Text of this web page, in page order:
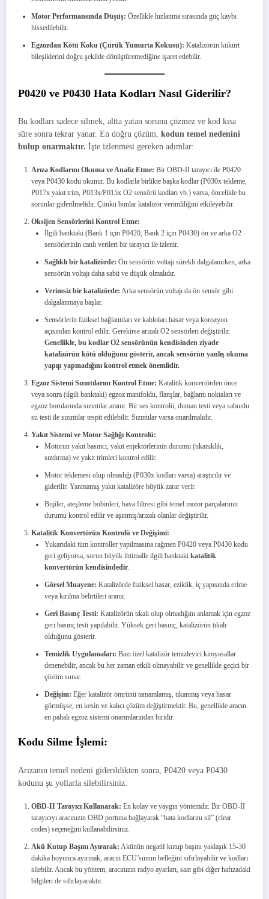
Motor Performansında Düşüş: Özellikle hızlanma sırasında güç kaybı
hissedilebilir.
Egzozdan Kötü Koku (Çürük Yumurta Kokusu): Katalizörün kükürt
bileşiklerini doğru şekilde dönüştüremediğine işaret edebilir.
P0420 ve P0430 Hata Kodları Nasıl Giderilir?
Bu kodları sadece silmek, altta yatan sorunu çözmez ve kod kısa
süre sonra tekrar yanar. En doğru çözüm, kodun temel nedenini
bulup onarmaktır. İşte izlenmesi gereken adımlar:
Arıza Kodlarını Okuma ve Analiz Etme: Bir OBD-II tarayıcı ile P0420
veya P0430 kodu okunur. Bu kodlarla birlikte başka kodlar (P030x tekleme,
P017x yakıt trim, P013x/P015x O2 sensörü kodları vb.) varsa, öncelikle bu
sorunlar giderilmelidir. Çünkü bunlar katalizör verimliliğini etkileyebilir.
Oksijen Sensörlerini Kontrol Etme:
İlgili banktaki (Bank 1 için P0420, Bank 2 için P0430) ön ve arka O2
sensörlerinin canlı verileri bir tarayıcı ile izlenir.
Sağlıklı bir katalizörde: Ön sensörün voltajı sürekli dalgalanırken, arka
sensörün voltajı daha sabit ve düşük olmalıdır.
Verimsiz bir katalizörde: Arka sensörün voltajı da ön sensör gibi
dalgalanmaya başlar.
Sensörlerin fiziksel bağlantıları ve kabloları hasar veya korozyon
açısından kontrol edilir. Gerekirse arızalı O2 sensörleri değiştirilir.
Genellikle, bu kodlar O2 sensörünün kendisinden ziyade
katalizörün kötü olduğunu gösterir, ancak sensörün yanlış okuma
yapıp yapmadığını kontrol etmek önemlidir.
Egzoz Sistemi Sızıntılarını Kontrol Etme: Katalitik konvertörden önce
veya sonra (ilgili banktaki) egzoz manifoldu, flanşlar, bağlantı noktaları ve
egzoz borularında sızıntılar aranır. Bir ses kontrolü, duman testi veya sabunlu
su testi ile sızıntılar tespit edilebilir. Sızıntılar varsa onarılmalıdır.
Yakıt Sistemi ve Motor Sağlığı Kontrolü:
Motorun yakıt basıncı, yakıt enjektörlerinin durumu (tıkanıklık,
sızdırma) ve yakıt trimleri kontrol edilir.
Motor teklemesi olup olmadığı (P030x kodları varsa) araştırılır ve
giderilir. Yanmamış yakıt katalizöre büyük zarar verir.
Bujiler, ateşleme bobinleri, hava filtresi gibi temel motor parçalarının
durumu kontrol edilir ve aşınmış/arızalı olanlar değiştirilir.
Katalitik Konvertörün Kontrolü ve Değişimi:
Yukarıdaki tüm kontroller yapılmasına rağmen P0420 veya P0430 kodu
geri geliyorsa, sorun büyük ihtimalle ilgili banktaki katalitik
konvertörün kendisindedir.
Görsel Muayene: Katalizörde fiziksel hasar, eziklik, iç yapısında erime
veya kırılma belirtileri aranır.
Geri Basınç Testi: Katalizörün tıkalı olup olmadığını anlamak için egzoz
geri basınç testi yapılabilir. Yüksek geri basınç, katalizörün tıkalı
olduğunu gösterir.
Temizlik Uygulamaları: Bazı özel katalizör temizleyici kimyasallar
denenebilir, ancak bu her zaman etkili olmayabilir ve genellikle geçici bir
çözüm sunar.
Değişim: Eğer katalizör ömrünü tamamlamış, tıkanmış veya hasar
görmüşse, en kesin ve kalıcı çözüm değiştirmektir. Bu, genellikle aracın
en pahalı egzoz sistemi onarımlarından biridir.
Kodu Silme İşlemi:
Arızanın temel nedeni giderildikten sonra, P0420 veya P0430
kodunu şu yollarla silebilirsiniz:
OBD-II Tarayıcı Kullanarak: En kolay ve yaygın yöntemdir. Bir OBD-II
tarayıcıyı aracınızın OBD portuna bağlayarak “hata kodlarını sil” (clear
codes) seçeneğini kullanabilirsiniz.
Akü Kutup Başını Ayırarak: Akünün negatif kutup başını yaklaşık 15-30
dakika boyunca ayırmak, aracın ECU’sunun belleğini sıfırlayabilir ve kodları
silebilir. Ancak bu yöntem, aracınızın radyo ayarları, saat gibi diğer hafızadaki
bilgileri de sıfırlayacaktır.